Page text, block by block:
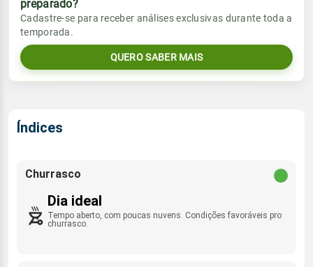
Umidade do ar
20%70%
Rajada de vento
Sol
08:35h às 21:13h
Lua
Chuva
0.0mm
Umidade do ar
Vento
NE - 14km/h
Rajada de vento
Sol
preparado?
Cadastre-se para receber análises exclusivas durante toda a
temporada.
QUERO SABER MAIS
Índices
Churrasco
Dia ideal
Tempo aberto, com poucas nuvens. Condições favoráveis pro
churrasco.